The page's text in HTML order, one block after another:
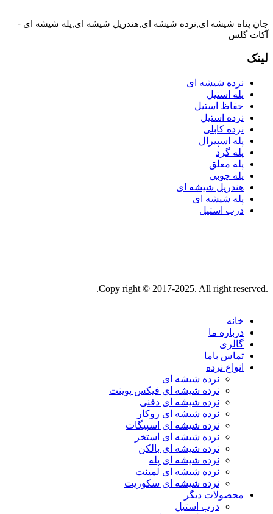
جان پناه شیشه ای,نرده شیشه ای,هندریل شیشه ای,پله شیشه ای -
آکات گلس
لینک
نرده شیشه ای
پله استیل
حفاظ استیل
نرده استیل
نرده کابلی
پله اسپیرال
پله گرد
پله معلق
پله چوبی
هندریل شیشه ای
پله شیشه ای
درب استیل
.Copy right © 2017-2025. All right reserved.
خانه
درباره ما
گالری
تماس باما
انواع نرده
نرده شیشه ای
نرده شیشه ای فیکس پوینت
نرده شیشه ای دفنی
نرده شیشه ای روکار
نرده شیشه ای اسپیگات
نرده شیشه ای استخر
نرده شیشه ای بالکن
نرده شیشه ای پله
نرده شیشه ای لمینت
نرده شیشه ای سکوریت
محصولات دیگر
درب استیل